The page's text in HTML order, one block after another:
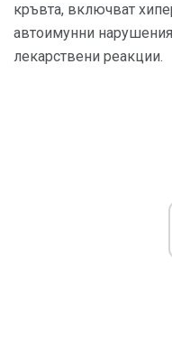
кръвта, включват
автоимунни
лекарствени реакции.